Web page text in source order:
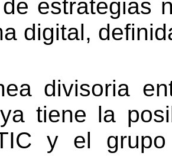
estrategias
digital,
divisoria
tiene la
y el